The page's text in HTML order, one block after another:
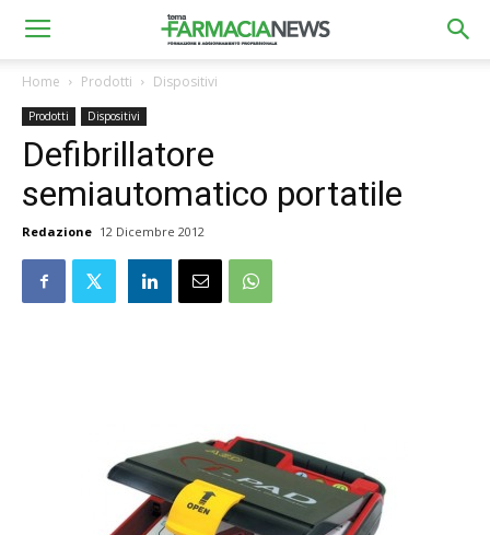
Home Prodotti Dispositivi
Prodotti Dispositivi
Defibrillatore
semiautomatico portatile
Redazione 12 Dicembre 2012